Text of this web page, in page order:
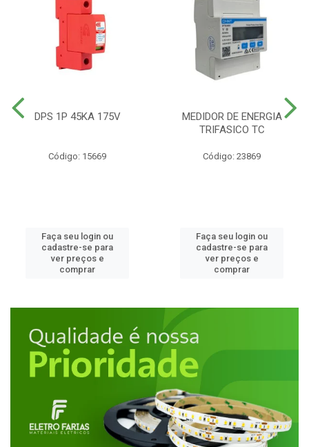
DPS 1P 45KA 175V
Código: 15669
Faça seu login ou
cadastre-se para
ver preços e
comprar
MEDIDOR DE ENERGIA
TRIFASICO TC
Código: 23869
Faça seu login ou
cadastre-se para
ver preços e
comprar